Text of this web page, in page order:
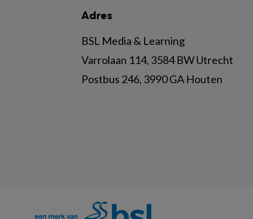
Adres
BSL Media & Learning
Varrolaan 114, 3584 BW Utrecht
Postbus 246, 3990 GA Houten